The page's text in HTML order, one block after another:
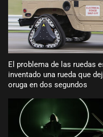
El problema de las ruedas
inventado una rueda que
oruga en dos segundos